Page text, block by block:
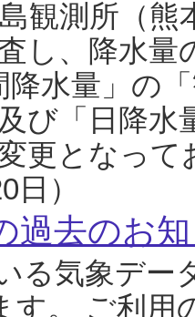
観測所（熊
し、降水
降水量」の
び「日降
更となっ
日）
過去のお
る気象デー
す。 ご利用